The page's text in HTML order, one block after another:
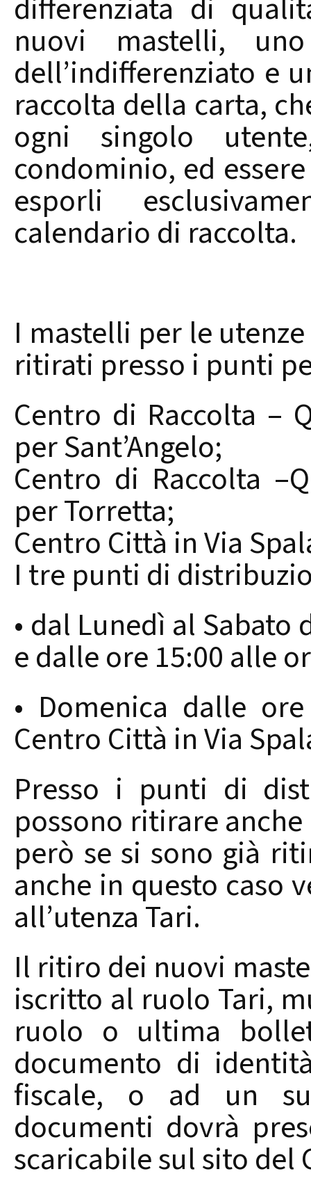
differenziata di
nuovi mastelli,
dell’indifferenziato e
raccolta della carta,
ogni singolo
condominio, ed
esporli
calendario di raccolta.
I mastelli per le
ritirati presso i punti
Centro di Raccolta –
per Sant’Angelo;
Centro di Raccolta
per Torretta;
Centro Città in Via
I tre punti di
• dal Lunedì al Sabato
e dalle ore 15:00 alle
• Domenica dalle
Centro Città in Via
Presso i punti di
possono ritirare
però se si sono già
anche in questo caso
all’utenza Tari.
Il ritiro dei nuovi
iscritto al ruolo Tari,
ruolo o ultima
documento di
fiscale, o ad un
documenti dovrà
scaricabile sul sito del